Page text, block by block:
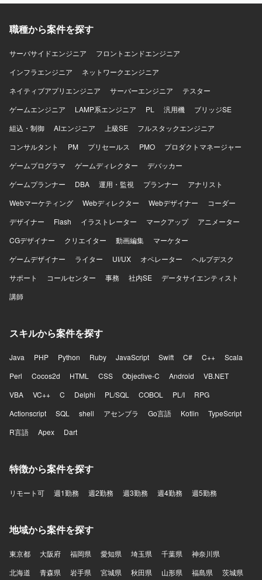
職種から案件を探す
サーバサイドエンジニア
フロントエンドエンジニア
インフラエンジニア
ネットワークエンジニア
ネイティブアプリエンジニア
サーバーエンジニア
テスター
ゲームエンジニア
LAMP系エンジニア PL 汎用機
ブリッジSE
組込・制御
AIエンジニア 上級SE
フルスタックエンジニア
コンサルタント
PM プリセールス PMO
プロダクトマネージャー
ゲームプログラマ
ゲームディレクター
デバッカー
ゲームプランナー
DBA 運用・監視 プランナー
アナリスト
Webマーケティング
Webディレクター Webデザイナー
コーダー
デザイナー
Flash イラストレーター マークアップ
アニメーター
CGデザイナー
クリエイター 動画編集
マーケター
ゲームデザイナー
ライター UI/UX オペレーター
ヘルプデスク
サポート
コールセンター 事務 社内SE
データサイエンティスト
講師
スキルから案件を探す
Java PHP Python Ruby JavaScript Swift C# C++
Scala
Perl
Cocos2d HTML CSS Objective-C Android
VB.NET
VBA
VC++ C Delphi PL/SQL COBOL PL/I
RPG
Actionscript
SQL shell アセンブラ Go言語 Kotlin
TypeScript
R言語
Apex Dart
特徴から案件を探す
リモート可 週1勤務 週2勤務 週3勤務 週4勤務 週5勤務
地域から案件を探す
東京都 大阪府 福岡県 愛知県 埼玉県 千葉県
神奈川県
北海道
青森県 岩手県 宮城県 秋田県 山形県 福島県 茨城県